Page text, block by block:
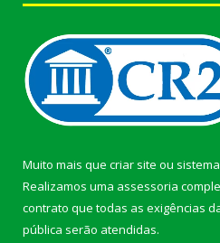
Muito mais que criar site ou
Realizamos uma assessoria
contrato que todas as exigências
pública serão atendidas.